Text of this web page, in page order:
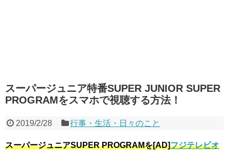
スーパージュニア特番SUPER JUNIOR SUPER
PROGRAMをスマホで視聴する方法！
2019/2/28 行事・生活・日々のこと
スーパージュニアSUPER PROGRAMを[AD]フジテレビオ